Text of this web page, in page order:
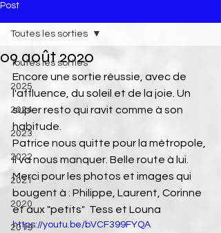
Post
Toutes les sorties
2025
2024
2023
2022
2021
2020
2019
Toutes les sorties
09 août 2020
Encore une sortie réussie, avec de
l'affluence, du soleil et de la joie. Un
super resto qui ravit comme à son
habitude.
Patrice nous quitte pour la métropole,
il va nous manquer. Belle route à lui.
Merci pour les photos et images qui
bougent à : Philippe, Laurent, Corinne
et aux "petits"  Tess et Louna
https://youtu.be/bVCF399FYQA